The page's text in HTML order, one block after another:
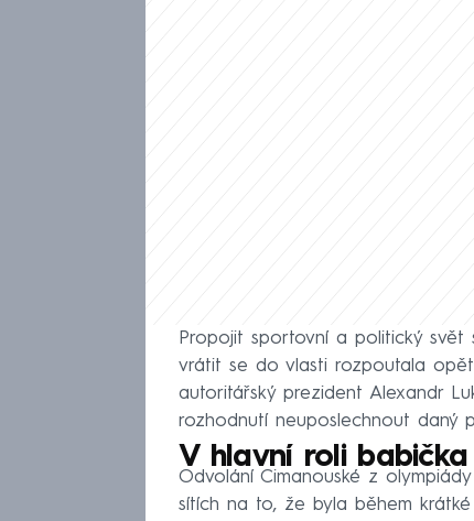
Propojit sportovní a politický svět
vrátit se do vlasti rozpoutala opět
autoritářský prezident Alexandr
rozhodnutí neuposlechnout daný
V hlavní roli babička
Odvolání Cimanouské z
sítích na to, že byla během